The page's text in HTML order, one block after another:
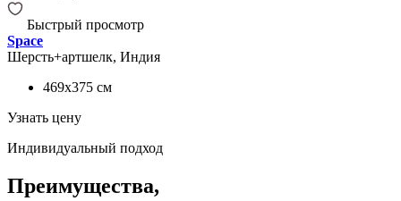
Быстрый просмотр
Space
Шерсть+артшелк, Индия
469x375 см
Узнать цену
Индивидуальный подход
Преимущества,